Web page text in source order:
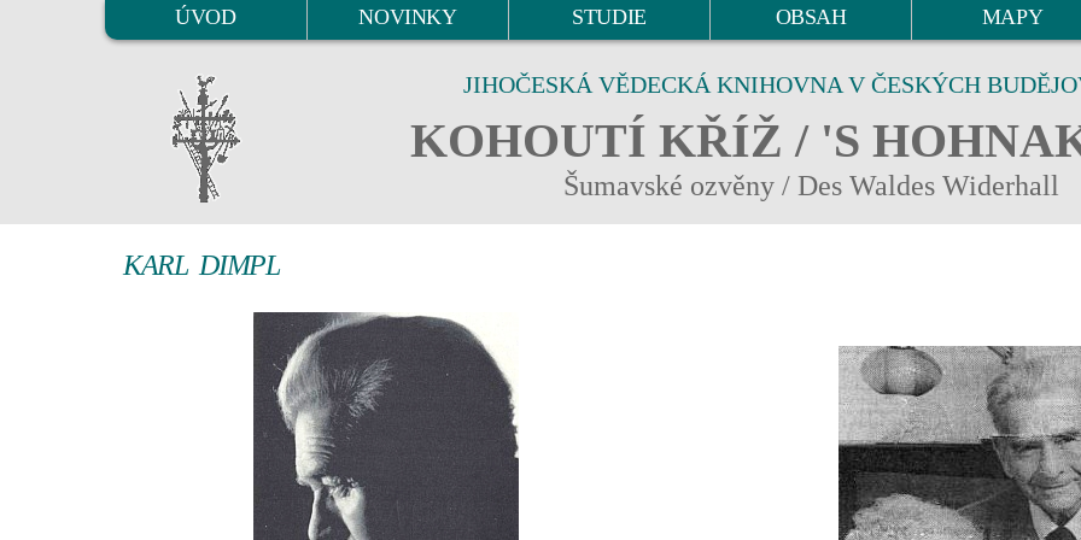
ÚVOD NOVINKY STUDIE OBSAH MAPY
JIHOČESKÁ VĚDECKÁ KNIHOVNA V ČESKÝCH
KOHOUTÍ KŘÍŽ / 'S
Šumavské ozvěny / Des Waldes Widerhall
KARL DIMPL